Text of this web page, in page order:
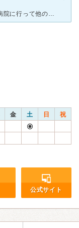
子供が産まれて、不調が続いていたのですが病院に行って他の感染症をもらうのも怖いし、行く時間もなく市販薬で誤魔化して過ごしていました。 ただ、あまりにも症状が酷くなってきたのでオンラインで受けられるこ
金 土 日 祝
公式サイト